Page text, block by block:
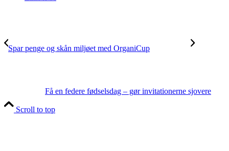
Spar penge og skån miljøet med OrganiCup
Få en federe fødselsdag – gør invitationerne sjovere
Scroll to top